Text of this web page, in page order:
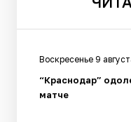
Воскресенье 9
“Краснодар”
матче